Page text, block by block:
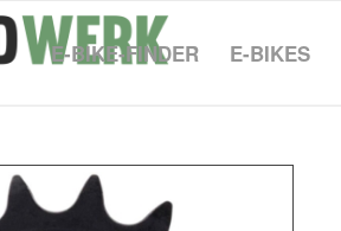
E-BIKE-FINDER E-BIKES